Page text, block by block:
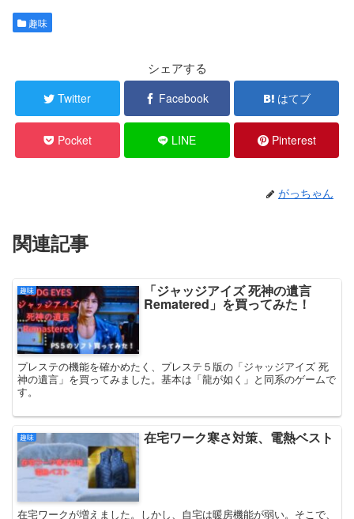
趣味
シェアする
Twitter Facebook はてブ
Pocket LINE Pinterest
がっちゃん
関連記事
趣味 「ジャッジアイズ 死神の遺言
Rematered」を買ってみた！
プレステの機能を確かめたく、プレステ５版の「ジャッジアイズ 死
神の遺言」を買ってみました。基本は「龍が如く」と同系のゲームで
す。
趣味 在宅ワーク寒さ対策、電熱ベスト
在宅ワークが増えました。しかし、自宅は暖房機能が弱い。そこで、